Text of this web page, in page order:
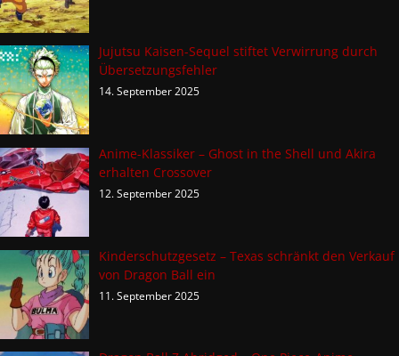
Jujutsu Kaisen-Sequel stiftet Verwirrung durch
Übersetzungsfehler
14. September 2025
Anime-Klassiker – Ghost in the Shell und Akira
erhalten Crossover
12. September 2025
Kinderschutzgesetz – Texas schränkt den Verkauf
von Dragon Ball ein
11. September 2025